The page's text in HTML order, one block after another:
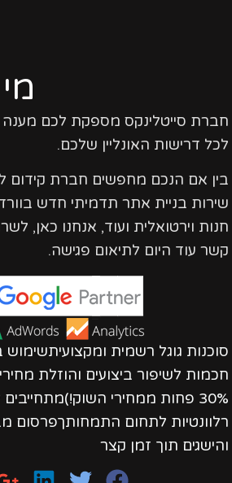
חברת סייטלינקס מספקת לכם מענה
לכל דרישות האונליין שלכם.
בין אם הנכם מחפשים חברת קידום
שירות בניית אתר תדמיתי חדש
חנות וירטואלית ועוד, אנחנו כאן,
קשר עוד היום לתיאום פגישה.
סוכנות גוגל רשמית
חכמות לשיפור ביצועים והוזלת
30% פחות ממחירי
רלוונטיות לתחום התמחותךפרסום
והישגים תוך זמן קצר